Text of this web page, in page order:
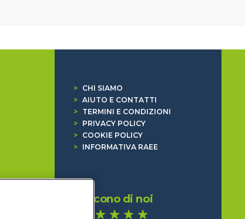
>
CHI SIAMO
> AIUTO E CONTATTI
>
TERMINI E CONDIZIONI
>
PRIVACY POLICY
>
COOKIE POLICY
>
INFORMATIVA RAEE
Dicono di noi